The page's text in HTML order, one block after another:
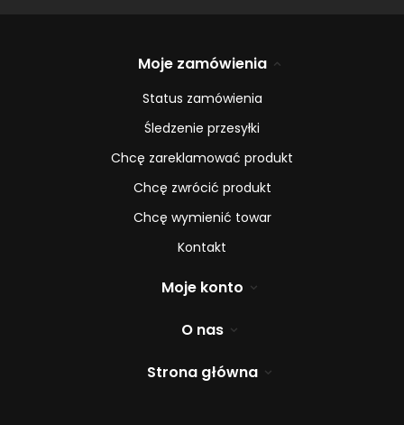
Moje zamówienia
Status zamówienia
Śledzenie przesyłki
Chcę zareklamować produkt
Chcę zwrócić produkt
Chcę wymienić towar
Kontakt
Moje konto
O nas
Strona główna